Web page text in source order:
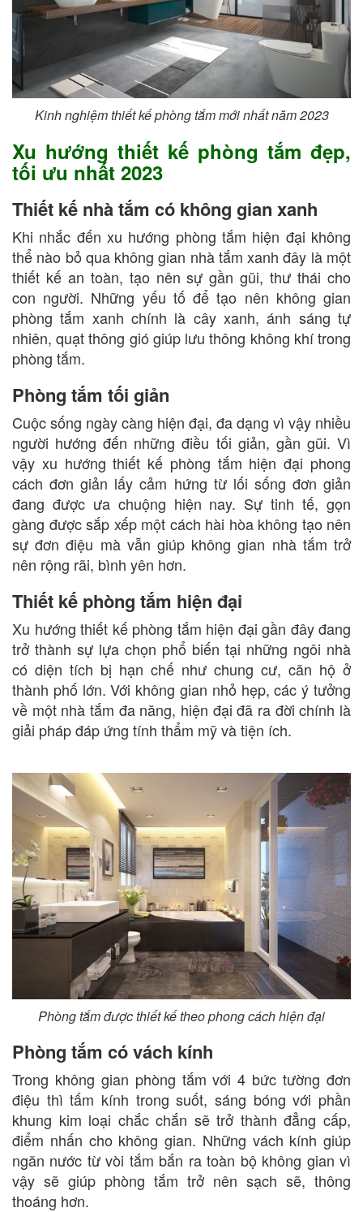
Kinh nghiệm thiết kế phòng tắm mới nhất năm 2023
Xu hướng thiết kế phòng tắm đẹp,
tối ưu nhất 2023
Thiết kế nhà tắm có không gian xanh
Khi nhắc đến xu hướng phòng tắm hiện đại không
thể nào bỏ qua không gian nhà tắm xanh đây là một
thiết kế an toàn, tạo nên sự gần gũi, thư thái cho
con người. Những yếu tố để tạo nên không gian
phòng tắm xanh chính là cây xanh, ánh sáng tự
nhiên, quạt thông gió giúp lưu thông không khí trong
phòng tắm.
Phòng tắm tối giản
Cuộc sống ngày càng hiện đại, đa dạng vì vậy nhiều
người hướng đến những điều tối giản, gần gũi. Vì
vậy xu hướng thiết kế phòng tắm hiện đại phong
cách đơn giản lấy cảm hứng từ lối sống đơn giản
đang được ưa chuộng hiện nay. Sự tinh tế, gọn
gàng được sắp xếp một cách hài hòa không tạo nên
sự đơn điệu mà vẫn giúp không gian nhà tắm trở
nên rộng rãi, bình yên hơn.
Thiết kế phòng tắm hiện đại
Xu hướng thiết kế phòng tắm hiện đại gần đây đang
trở thành sự lựa chọn phổ biến tại những ngôi nhà
có diện tích bị hạn chế như chung cư, căn hộ ở
thành phố lớn. Với không gian nhỏ hẹp, các ý tưởng
về một nhà tắm đa năng, hiện đại đã ra đời chính là
giải pháp đáp ứng tính thẩm mỹ và tiện ích.
Phòng tắm được thiết kế theo phong cách hiện đại
Phòng tắm có vách kính
Trong không gian phòng tắm với 4 bức tường đơn
điệu thì tấm kính trong suốt, sáng bóng với phần
khung kim loại chắc chắn sẽ trở thành đẳng cấp,
điểm nhấn cho không gian. Những vách kính giúp
ngăn nước từ vòi tắm bắn ra toàn bộ không gian vì
vậy sẽ giúp phòng tắm trở nên sạch sẽ, thông
thoáng hơn.